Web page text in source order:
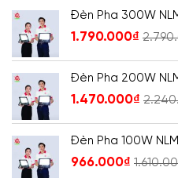
Đèn Pha 300W
1.790.000₫
Đèn Pha 200W
1.470.000₫
Đèn Pha 100W
966.000₫